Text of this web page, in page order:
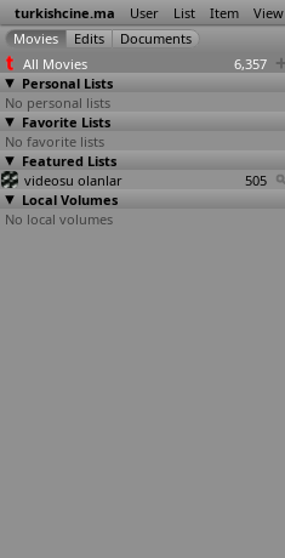
turkishcine.ma User List Item View
All Movies
6,357
Personal Lists
No personal lists
Favorite Lists
No favorite lists
Featured Lists
videosu olanlar
505
Local Volumes
No local volumes
Hokkabaz (Ali
Taner Baltaci,
Cem Yilmaz)